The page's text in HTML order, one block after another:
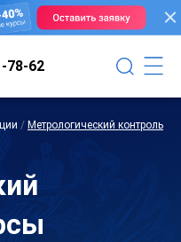
78-62
/ Метрологический контроль